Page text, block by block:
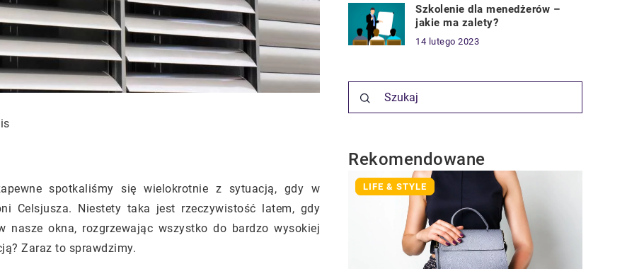
spotkaliśmy się wielokrotnie z sytuacją, gdy w
Celsjusza. Niestety taka jest rzeczywistość latem, gdy
nasze okna, rozgrzewając wszystko do bardzo wysokiej
Zaraz to sprawdzimy.
Szkolenie dla menedżerów –
jakie ma zalety?
14 lutego 2023
Rekomendowane
LIFE & STYLE